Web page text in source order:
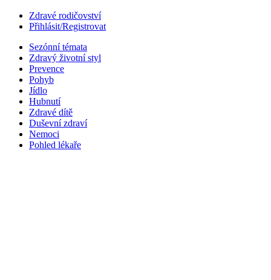
Zdravé rodičovství
Přihlásit/Registrovat
Sezónní témata
Zdravý životní styl
Prevence
Pohyb
Jídlo
Hubnutí
Zdravé dítě
Duševní zdraví
Nemoci
Pohled lékaře